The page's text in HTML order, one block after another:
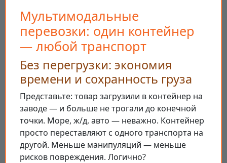
Мультимодальные
перевозки: один контейнер
— любой транспорт
Без перегрузки: экономия
времени и сохранность груза
Представьте: товар загрузили в контейнер на
заводе — и больше не трогали до конечной
точки. Море, ж/д, авто — неважно. Контейнер
просто переставляют с одного транспорта на
другой. Меньше манипуляций — меньше
рисков повреждения. Логично?